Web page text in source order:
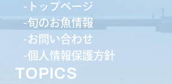
トップページ
旬のお魚情報
お問い合わせ
個人情報保護方針
TOPICS